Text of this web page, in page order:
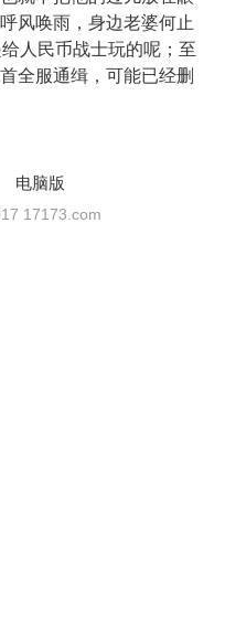
风唤雨，身边老婆何止
人民币战士玩的呢；至
全服通缉，可能已经删
电脑版
17173.com